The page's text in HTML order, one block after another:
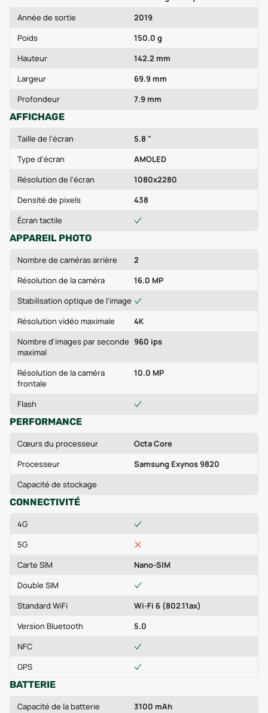
Année de sortie
2019
Poids
150.0 g
Hauteur
142.2 mm
Largeur
69.9 mm
Profondeur
7.9 mm
AFFICHAGE
Taille de l'écran
5.8 "
Type d'écran
AMOLED
Résolution de l'écran
1080x2280
Densité de pixels
438
Écran tactile
APPAREIL PHOTO
Nombre de caméras arrière
2
Résolution de la caméra
16.0 MP
Stabilisation optique de l'image
Résolution vidéo maximale
4K
Nombre d'images par seconde
maximal
960 ips
Résolution de la caméra
frontale
10.0 MP
Flash
PERFORMANCE
Cœurs du processeur
Octa Core
Processeur
Samsung Exynos 9820
Capacité de stockage
CONNECTIVITÉ
4G
5G
Carte SIM
Nano-SIM
Double SIM
Standard WiFi
Wi-Fi 6 (802.11ax)
Version Bluetooth
5.0
NFC
GPS
BATTERIE
Capacité de la batterie 3100 mAh